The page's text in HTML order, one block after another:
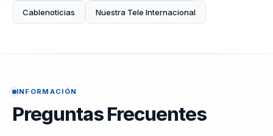
Cablenoticias Nuestra Tele Internacional
INFORMACIÓN
Preguntas Frecuentes